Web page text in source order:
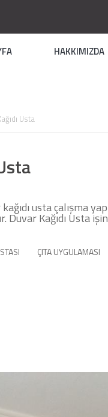
HAKKIMIZDA
Usta
usta çalışma
Duvar Kağıdı Usta
ÇITA UYGULAMASI